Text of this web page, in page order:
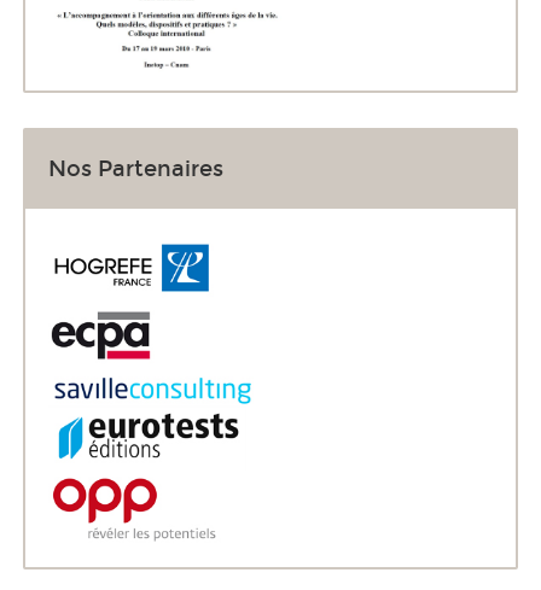
Nos Partenaires